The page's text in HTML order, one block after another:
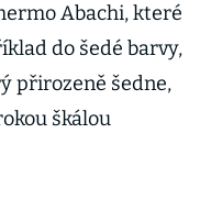
Abachi, které
do šedé barvy,
přirozeně šedne,
škálou